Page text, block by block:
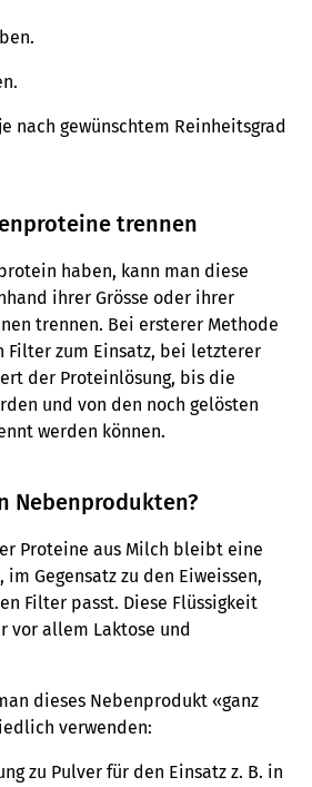
nach gewünschtem Reinheitsgrad
trennen
haben, kann man diese
ihrer Grösse oder ihrer
trennen. Bei ersterer Methode
Filter zum Einsatz, bei letzterer
der Proteinlösung, bis die
und von den noch gelösten
werden können.
Nebenprodukten?
Proteine aus Milch bleibt eine
Gegensatz zu den Eiweissen,
Filter passt. Diese Flüssigkeit
vor allem Laktose und
dieses Nebenprodukt «ganz
verwenden:
zu Pulver für den Einsatz z. B. in